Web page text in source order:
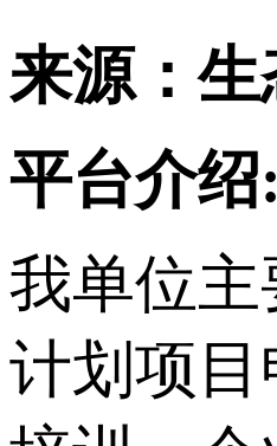
来源：生
平台介绍:
我单位主
计划项